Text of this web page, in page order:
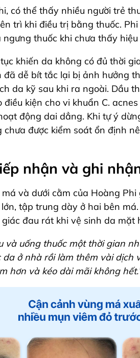
có thể thấy nhiều người trẻ
trì khi điều trị bằng thuốc.
thuốc khi chưa thấy
khiến da không có đủ thời
dễ bít tắc lại bị ảnh hưởng
da kỹ sau khi ra ngoài. Dầu
kiện cho vi khuẩn C.
động dai dẳng. Khi tự ý
được kiểm soát ổn định
nhận và ghi
và dưới cằm của Hoàng
tập trung dày ở hai bên
đau rát khi vệ sinh da mặt
và uống thuốc một thời gian
da ở nhà rồi làm thêm vài dịch
hơn và kéo dài mãi không